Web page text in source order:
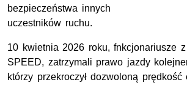
bezpieczeństwa innych
uczestników ruchu.
10 kwietnia 2026 roku, fnkcjonariusze
SPEED, zatrzymali prawo jazdy
którzy przekroczył dozwoloną